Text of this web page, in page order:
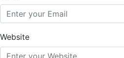
Website